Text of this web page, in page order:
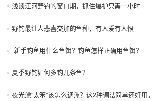
浅谈江河野钓的窗口期，抓住爆护只需一小时
野钓最让人悲喜交加的鱼种，有人爱有人恨
新手钓鱼用什么鱼饵？钓鱼怎样正确用鱼饵？
夏季野钓如何多钓几条鱼？
夜光漂“太笨”该怎么调漂？这2种调法简单还好用